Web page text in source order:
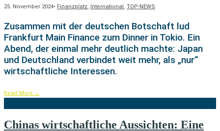
25. November 2024• Finanzplatz International TOP-NEWS
Zusammen mit der deutschen Botschaft lud
Frankfurt Main Finance zum Dinner in Tokio. Ein
Abend, der einmal mehr deutlich machte: Japan
und Deutschland verbindet weit mehr, als „nur“
wirtschaftliche Interessen.
Read More →
Chinas wirtschaftliche Aussichten: Eine